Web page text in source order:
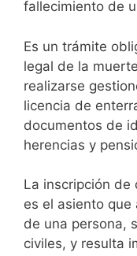
fallecimiento de
Es un trámite
legal de la
realizarse
licencia de
documentos de
herencias y
La inscripción de
es el asiento
de una persona,
civiles, y resulta